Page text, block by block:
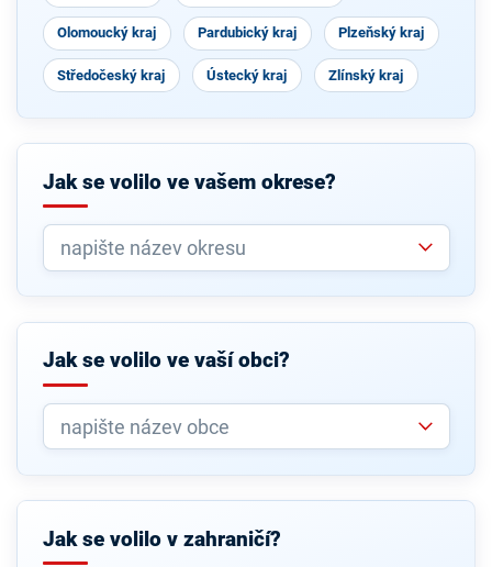
Olomoucký kraj Pardubický kraj Plzeňský kraj
Středočeský kraj Ústecký kraj Zlínský kraj
Jak se volilo ve vašem okrese?
Jak se volilo ve vaší obci?
Jak se volilo v zahraničí?